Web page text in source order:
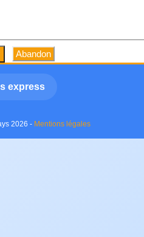
Abandon
express
2026 - Mentions légales